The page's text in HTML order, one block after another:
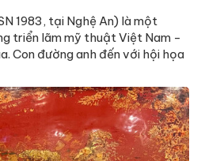
1983, tại Nghệ An) là một
triển lãm mỹ thuật Việt Nam -
Con đường anh đến với hội họa